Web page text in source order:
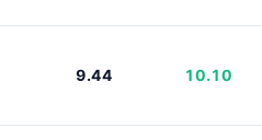
9.44 10.10